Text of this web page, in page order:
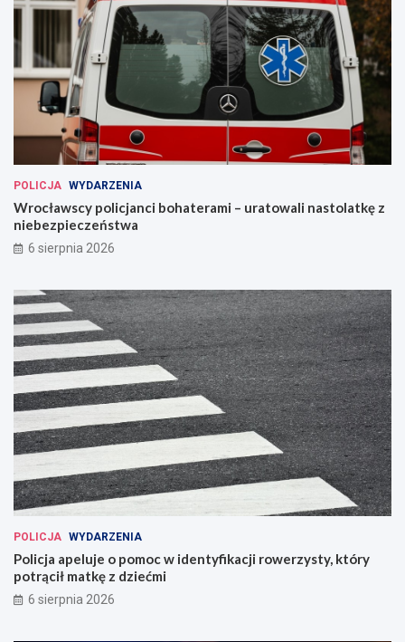
POLICJA WYDARZENIA
Wrocławscy policjanci bohaterami – uratowali nastolatkę z
niebezpieczeństwa
6 sierpnia 2026
POLICJA WYDARZENIA
Policja apeluje o pomoc w identyfikacji rowerzysty, który
potrącił matkę z dziećmi
6 sierpnia 2026